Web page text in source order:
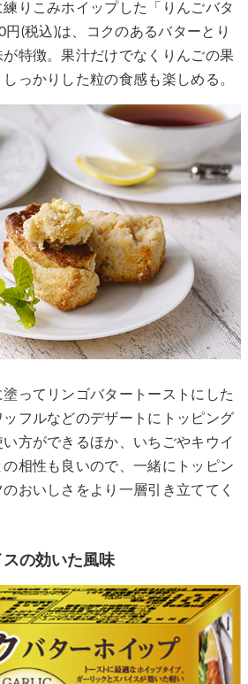
りこみホイップした「りんごバタ
(税込)は、コクのあるバターとり
特徴。果汁だけでなくりんごの果
っかりした粒の食感も楽しめる。
塗ってリンゴバタートーストにした
フルなどのデザートにトッピング
方ができるほか、いちごやキウイ
相性も良いので、一緒にトッピン
おいしさをより一層引き立ててく
の効いた風味